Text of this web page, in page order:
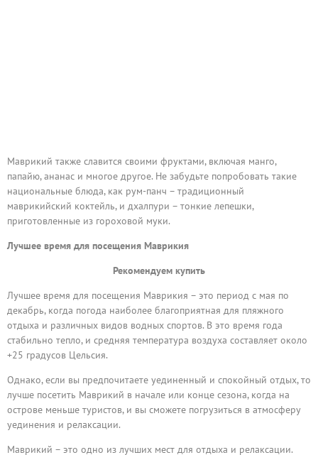
Маврикий также славится своими фруктами, включая манго,
папайю, ананас и многое другое. Не забудьте попробовать такие
национальные блюда, как рум-панч – традиционный
маврикийский коктейль, и дхалпури – тонкие лепешки,
приготовленные из гороховой муки.
Лучшее время для посещения Маврикия
Рекомендуем купить
Лучшее время для посещения Маврикия – это период с мая по
декабрь, когда погода наиболее благоприятная для пляжного
отдыха и различных видов водных спортов. В это время года
стабильно тепло, и средняя температура воздуха составляет около
+25 градусов Цельсия.
Однако, если вы предпочитаете уединенный и спокойный отдых, то
лучше посетить Маврикий в начале или конце сезона, когда на
острове меньше туристов, и вы сможете погрузиться в атмосферу
уединения и релаксации.
Маврикий – это одно из лучших мест для отдыха и релаксации.